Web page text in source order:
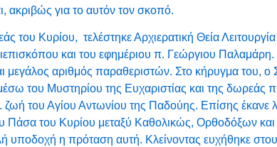
για το αυτόν τον σκοπό.
του Κυρίου, τελέστηκε Αρχιερατική Θεία
και του εφημέριου π. Γεώργιου Παλαμάρη.
μεγάλος αριθμός παραθεριστών. Στο κήρυγμα του, ο
του Μυστηρίου της Ευχαριστίας και της δωρεάς
του Αγίου Αντωνίου της Παδούης. Επίσης έκανε
του Κυρίου μεταξύ Καθολικώς, Ορθοδόξων
υποδοχή η πρόταση αυτή. Κλείνοντας ευχήθηκε